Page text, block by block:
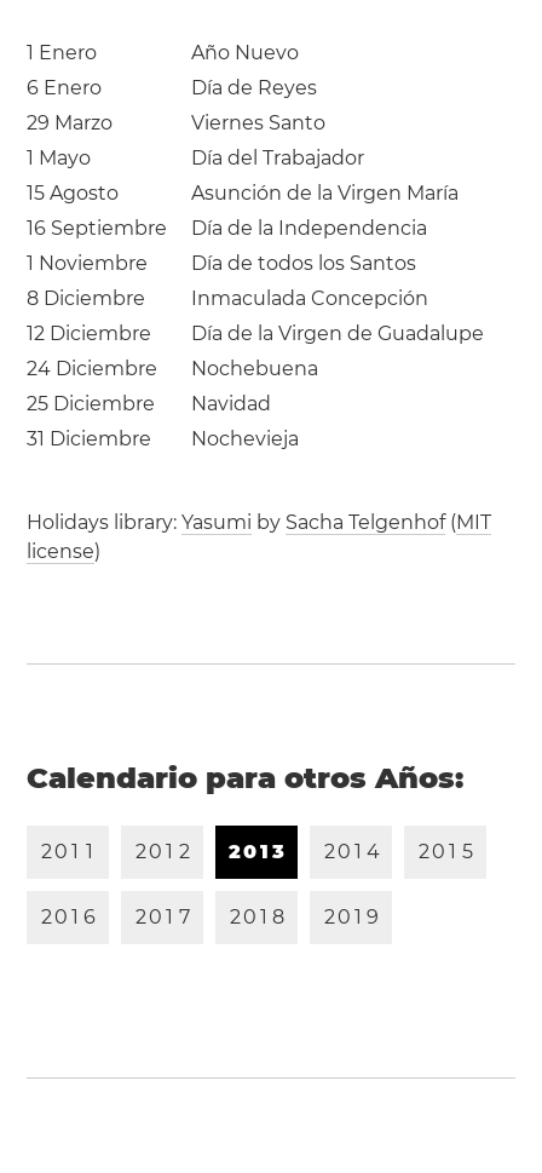
1 Enero
Año Nuevo
6 Enero
Día de Reyes
29 Marzo
Viernes Santo
1 Mayo
Día del Trabajador
15 Agosto
Asunción de la Virgen María
16 Septiembre
Día de la Independencia
1 Noviembre
Día de todos los Santos
8 Diciembre
Inmaculada Concepción
12 Diciembre
Día de la Virgen de Guadalupe
24 Diciembre
Nochebuena
25 Diciembre
Navidad
31 Diciembre
Nochevieja
Holidays library:Yasumi by Sacha Telgenhof(MIT
license)
Calendario para otros Años:
20 1 1 20 1 2 201 3 20 1 4 20 1 5
20 1 6 20 1 7 20 1 8 20 1 9